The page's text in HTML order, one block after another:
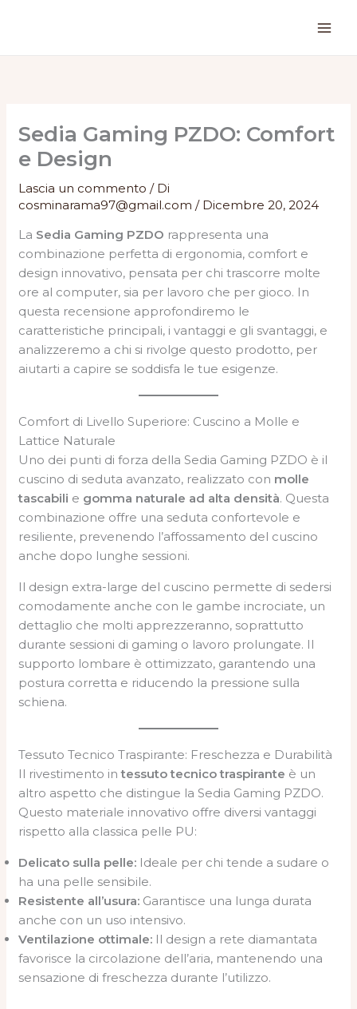
Sedia Gaming PZDO: Comfort
e Design
Lascia un commento / Di
cosminarama97@gmail.com/ Dicembre 20, 2024
La Sedia Gaming PZDO rappresenta una
combinazione perfetta di ergonomia, comfort e
design innovativo, pensata per chi trascorre molte
ore al computer, sia per lavoro che per gioco. In
questa recensione approfondiremo le
caratteristiche principali, i vantaggi e gli svantaggi, e
analizzeremo a chi si rivolge questo prodotto, per
aiutarti a capire se soddisfa le tue esigenze.
Comfort di Livello Superiore: Cuscino a Molle e
Lattice Naturale
Uno dei punti di forza della Sedia Gaming PZDO è il
cuscino di seduta avanzato, realizzato con molle
tascabili e gomma naturale ad alta densità. Questa
combinazione offre una seduta confortevole e
resiliente, prevenendo l’affossamento del cuscino
anche dopo lunghe sessioni.
Il design extra-large del cuscino permette di sedersi
comodamente anche con le gambe incrociate, un
dettaglio che molti apprezzeranno, soprattutto
durante sessioni di gaming o lavoro prolungate. Il
supporto lombare è ottimizzato, garantendo una
postura corretta e riducendo la pressione sulla
schiena.
Tessuto Tecnico Traspirante: Freschezza e Durabilità
Il rivestimento intessuto tecnico traspirante è un
altro aspetto che distingue la Sedia Gaming PZDO.
Questo materiale innovativo offre diversi vantaggi
rispetto alla classica pelle PU:
Delicato sulla pelle: Ideale per chi tende a sudare o
ha una pelle sensibile.
Resistente all’usura: Garantisce una lunga durata
anche con un uso intensivo.
Ventilazione ottimale: Il design a rete diamantata
favorisce la circolazione dell’aria, mantenendo una
sensazione di freschezza durante l’utilizzo.